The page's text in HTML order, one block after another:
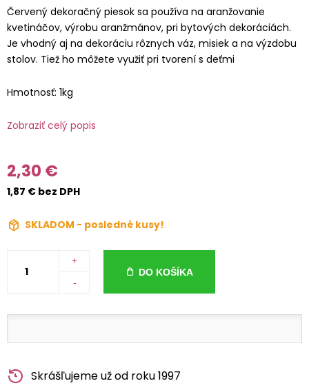
Červený dekoračný piesok sa používa na aranžovanie
kvetináčov, výrobu aranžmánov, pri bytových dekoráciách.
Je vhodný aj na dekoráciu rôznych váz, misiek a na výzdobu
stolov. Tiež ho môžete využiť pri tvorení s deťmi
Hmotnosť: 1kg
Zobraziť celý popis
2,30 €
1,87 € bez DPH
SKLADOM - posledné kusy!
+
-
DO KOŠÍKA
Skrášľujeme už od roku 1997